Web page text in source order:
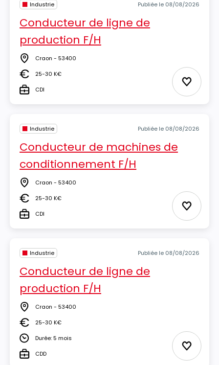
Industrie Publiée le 08/08/2026
Conducteur de ligne de
production F/H
Lieu Craon - 53400
Salaire25-30 K€
TypeCDI Ajouter
Industrie Publiée le 08/08/2026
Conducteur de machines de
conditionnement F/H
Lieu Craon - 53400
Salaire25-30 K€
TypeCDI Ajouter
Industrie Publiée le 08/08/2026
Conducteur de ligne de
production F/H
Lieu Craon - 53400
Salaire25-30 K€
DuréeDurée: 5 mois
TypeCDD Ajouter